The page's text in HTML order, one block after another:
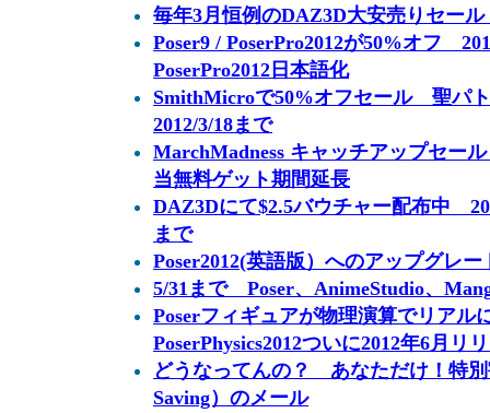
毎年3月恒例のDAZ3D大安売りセー
Poser9 / PoserPro2012が50%オフ
PoserPro2012日本語化
SmithMicroで50%オフセール 聖パ
2012/3/18まで
MarchMadness キャッチアップセ
当無料ゲット期間延長
DAZ3Dにて$2.5バウチャー配布中
まで
Poser2012(英語版）へのアップグレー
5/31まで Poser、AnimeStudio、
Poserフィギュアが物理演算でリア
PoserPhysics2012ついに2012年6月リ
どうなってんの？ あなただけ！特別
Saving）のメール